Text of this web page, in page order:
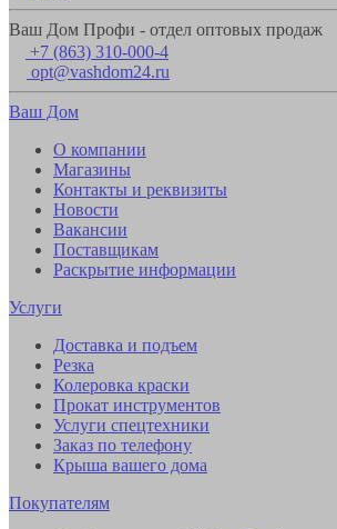
Ваш Дом Профи - отдел оптовых продаж
+7 (863) 310-000-4
opt@vashdom24.ru
Ваш Дом
О компании
Магазины
Контакты и реквизиты
Новости
Вакансии
Поставщикам
Раскрытие информации
Услуги
Доставка и подъем
Резка
Колеровка краски
Прокат инструментов
Услуги спецтехники
Заказ по телефону
Крыша вашего дома
Покупателям